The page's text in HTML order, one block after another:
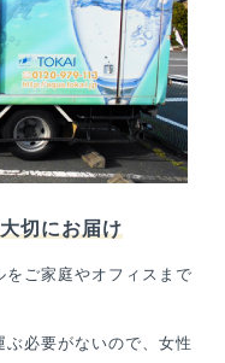
切にお届け
ご家庭やオフィスまで
必要がないので、女性